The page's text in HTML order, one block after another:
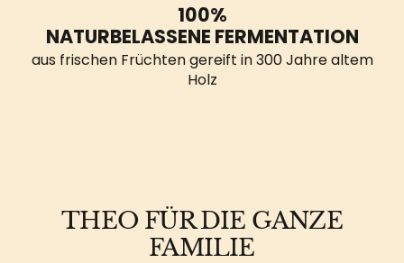
100%
NATURBELASSENE FERMENTATION
aus frischen Früchten gereift in 300 Jahre altem
Holz
THEO FÜR DIE GANZE
FAMILIE